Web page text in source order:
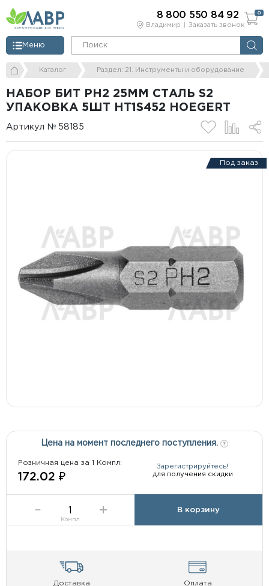
Владимир Заказать звонок
Меню
8 800 550 84 92 0
Каталог Раздел: 21. Инструменты и оборудование
НАБОР БИТ PH2 25ММ СТАЛЬ S2
УПАКОВКА 5ШТ HT1S452 HOEGERT
Артикул № 58185
Под заказ
Цена на момент последнего поступления.
Розничная цена за 1 Компл:
172.02 ₽
Зарегистрируйтесь!
для получения скидки
Компл
В корзину
Доставка Оплата